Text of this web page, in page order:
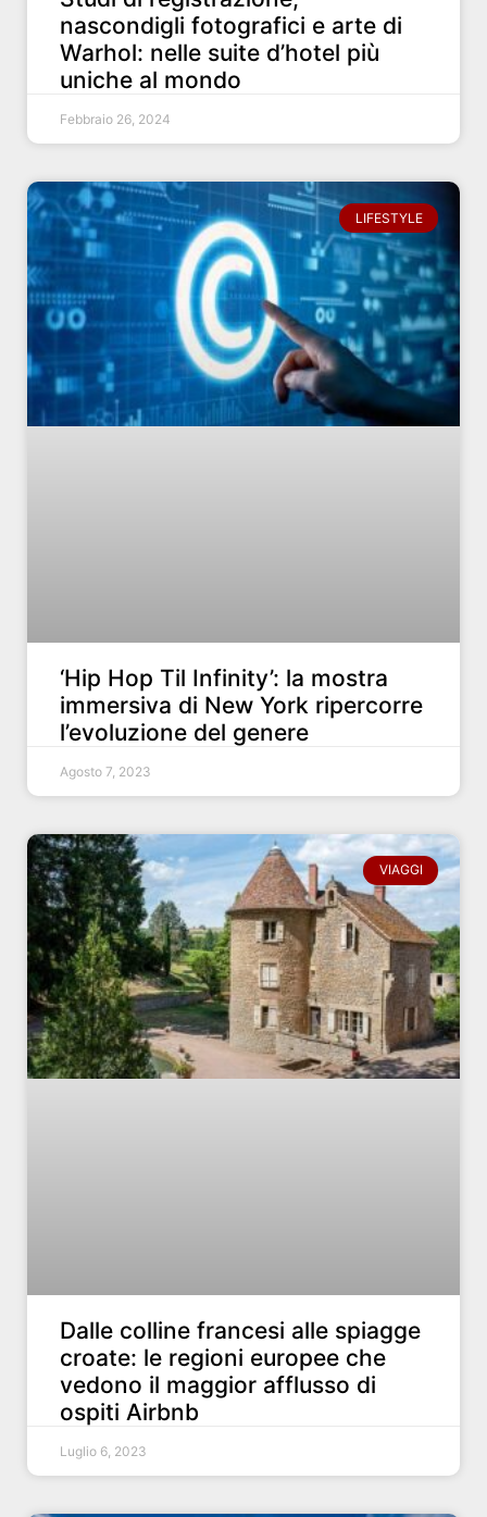
nascondigli fotografici e arte di
Warhol: nelle suite d’hotel più
uniche al mondo
Febbraio 26, 2024
LIFESTYLE
‘Hip Hop Til Infinity’: la mostra
immersiva di New York ripercorre
l’evoluzione del genere
Agosto 7, 2023
VIAGGI
Dalle colline francesi alle spiagge
croate: le regioni europee che
vedono il maggior afflusso di
ospiti Airbnb
Luglio 6, 2023